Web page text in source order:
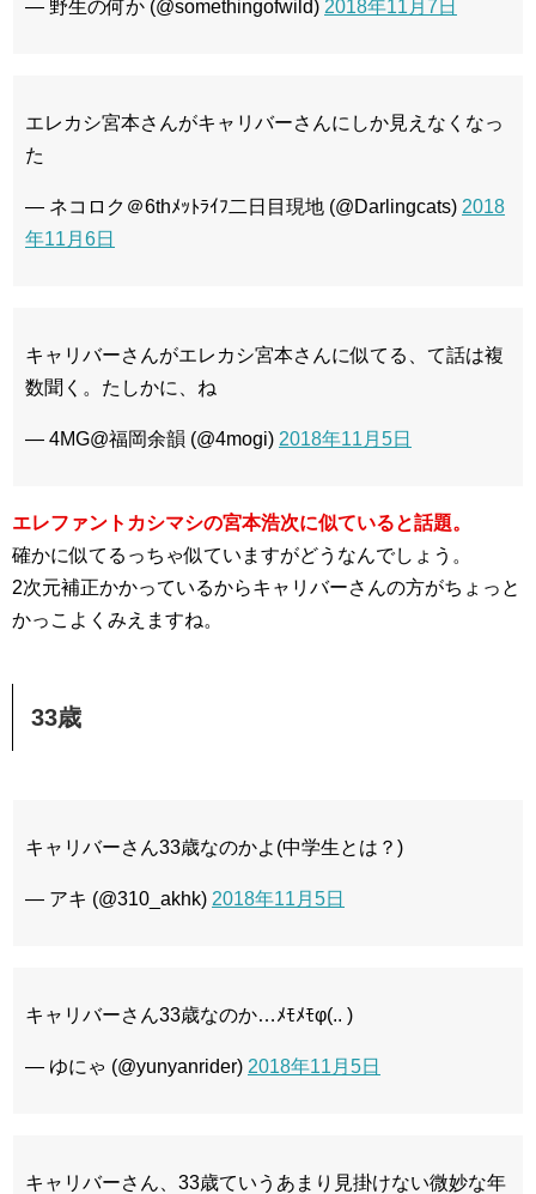
— 野生の何か (@somethingofwild) 2018年11月7日
エレカシ宮本さんがキャリバーさんにしか見えなくなっ
た
— ネコロク＠6thﾒｯﾄﾗｲﾌ二日目現地 (@Darlingcats) 2018
年11月6日
キャリバーさんがエレカシ宮本さんに似てる、て話は複
数聞く。たしかに、ね
— 4MG@福岡余韻 (@4mogi) 2018年11月5日
エレファントカシマシの宮本浩次に似ていると話題。
確かに似てるっちゃ似ていますがどうなんでしょう。
2次元補正かかっているからキャリバーさんの方がちょっと
かっこよくみえますね。
33歳
キャリバーさん33歳なのかよ(中学生とは？)
— アキ (@310_akhk) 2018年11月5日
キャリバーさん33歳なのか…ﾒﾓﾒﾓφ(.. )
— ゆにゃ (@yunyanrider) 2018年11月5日
キャリバーさん、33歳ていうあまり見掛けない微妙な年